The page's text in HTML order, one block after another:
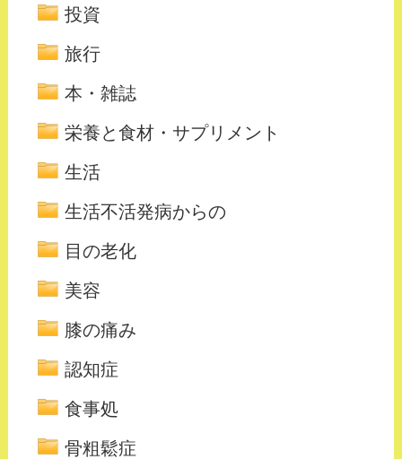
投資
旅行
本・雑誌
栄養と食材・サプリメント
生活
生活不活発病からの
目の老化
美容
膝の痛み
認知症
食事処
骨粗鬆症